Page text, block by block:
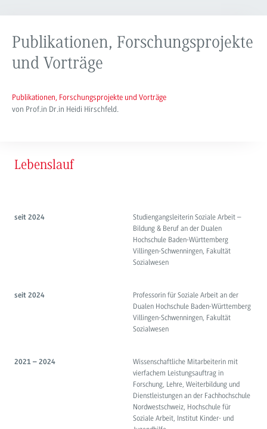
Publikationen, Forschungsprojekte
und Vorträge
Publikationen, Forschungsprojekte und Vorträge
von Prof.in Dr.in Heidi Hirschfeld.
Lebenslauf
seit 2024
Studiengangsleiterin Soziale Arbeit –
Bildung & Beruf an der Dualen
Hochschule Baden-Württemberg
Villingen-Schwenningen, Fakultät
Sozialwesen
seit 2024
Professorin für Soziale Arbeit an der
Dualen Hochschule Baden-Württemberg
Villingen-Schwenningen, Fakultät
Sozialwesen
2021 – 2024
Wissenschaftliche Mitarbeiterin mit
vierfachem Leistungsauftrag in
Forschung, Lehre, Weiterbildung und
Dienstleistungen an der Fachhochschule
Nordwestschweiz, Hochschule für
Soziale Arbeit, Institut Kinder- und